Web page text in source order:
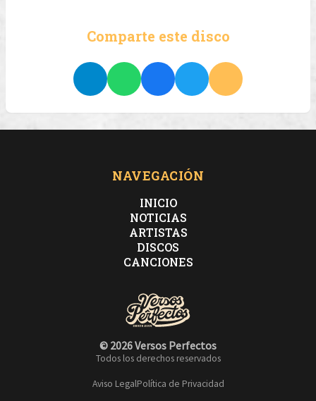
Comparte este disco
NAVEGACIÓN
INICIO
NOTICIAS
ARTISTAS
DISCOS
CANCIONES
© 2026 Versos Perfectos
Todos los derechos reservados
Aviso LegalPolítica de Privacidad